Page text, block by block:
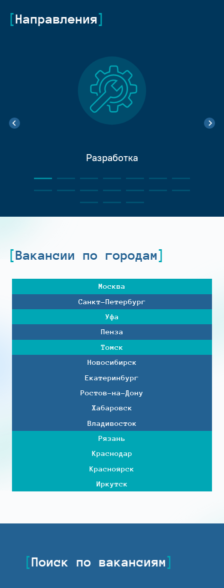
Направления
Разработка
Вакансии по городам
Москва
Санкт-Петербург
Уфа
Пенза
Томск
Новосибирск
Екатеринбург
Ростов-на-Дону
Хабаровск
Владивосток
Рязань
Краснодар
Красноярск
Иркутск
Поиск по вакансиям